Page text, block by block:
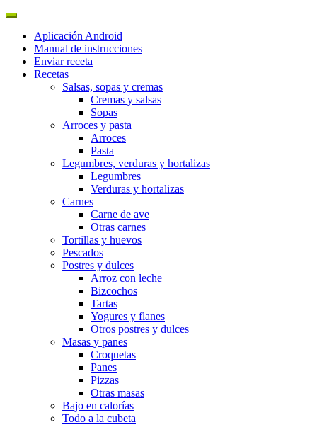
Aplicación Android
Manual de instrucciones
Enviar receta
Recetas
Salsas, sopas y cremas
Cremas y salsas
Sopas
Arroces y pasta
Arroces
Pasta
Legumbres, verduras y hortalizas
Legumbres
Verduras y hortalizas
Carnes
Carne de ave
Otras carnes
Tortillas y huevos
Pescados
Postres y dulces
Arroz con leche
Bizcochos
Tartas
Yogures y flanes
Otros postres y dulces
Masas y panes
Croquetas
Panes
Pizzas
Otras masas
Bajo en calorías
Todo a la cubeta